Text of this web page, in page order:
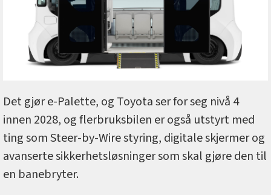
Det gjør e-Palette, og Toyota ser for seg nivå 4
innen 2028, og flerbruksbilen er også utstyrt med
ting som Steer-by-Wire styring, digitale skjermer og
avanserte sikkerhetsløsninger som skal gjøre den til
en banebryter.